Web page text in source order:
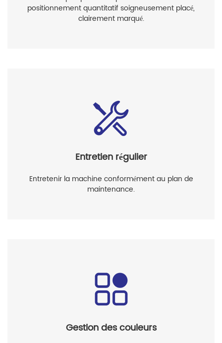
positionnement quantitatif soigneusement placé,
clairement marqué.
Entretien régulier
Entretenir la machine conformément au plan de
maintenance.
Gestion des couleurs